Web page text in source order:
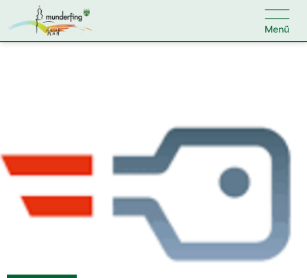
Kontakt 
Suche nach:
Kundenservice
Ihr Anliegen